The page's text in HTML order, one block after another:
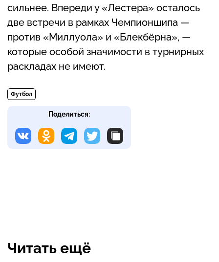
сильнее. Впереди у «Лестера» осталось
две встречи в рамках Чемпионшипа —
против «Миллуола» и «Блекбёрна», —
которые особой значимости в турнирных
раскладах не имеют.
Футбол
Поделиться:
Читать ещё